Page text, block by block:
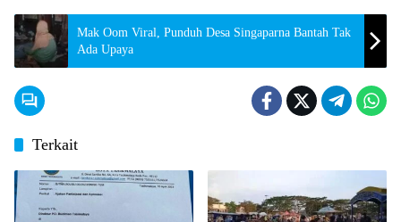
Mak Oom Viral, Punduh Desa Singaparna Bantah Tak
Ada Upaya
Terkait